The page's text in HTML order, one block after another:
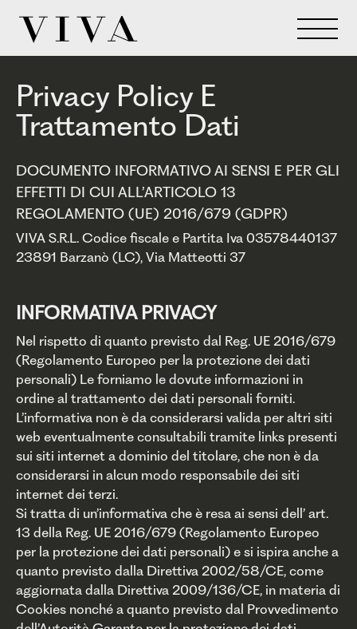
Privacy Policy E
Trattamento Dati
DOCUMENTO INFORMATIVO AI SENSI E PER GLI
EFFETTI DI CUI ALL’ARTICOLO 13
REGOLAMENTO (UE) 2016/679 (GDPR)
VIVA S.R.L. Codice fiscale e Partita Iva 03578440137
23891 Barzanò (LC), Via Matteotti 37
INFORMATIVA PRIVACY
Nel rispetto di quanto previsto dal Reg. UE 2016/679
(Regolamento Europeo per la protezione dei dati
personali) Le forniamo le dovute informazioni in
ordine al trattamento dei dati personali forniti.
L’informativa non è da considerarsi valida per altri siti
web eventualmente consultabili tramite links presenti
sui siti internet a dominio del titolare, che non è da
considerarsi in alcun modo responsabile dei siti
internet dei terzi.
Si tratta di un’informativa che è resa ai sensi dell’ art.
13 della Reg. UE 2016/679 (Regolamento Europeo
per la protezione dei dati personali) e si ispira anche a
quanto previsto dalla Direttiva 2002/58/CE, come
aggiornata dalla Direttiva 2009/136/CE, in materia di
Cookies nonché a quanto previsto dal Provvedimento